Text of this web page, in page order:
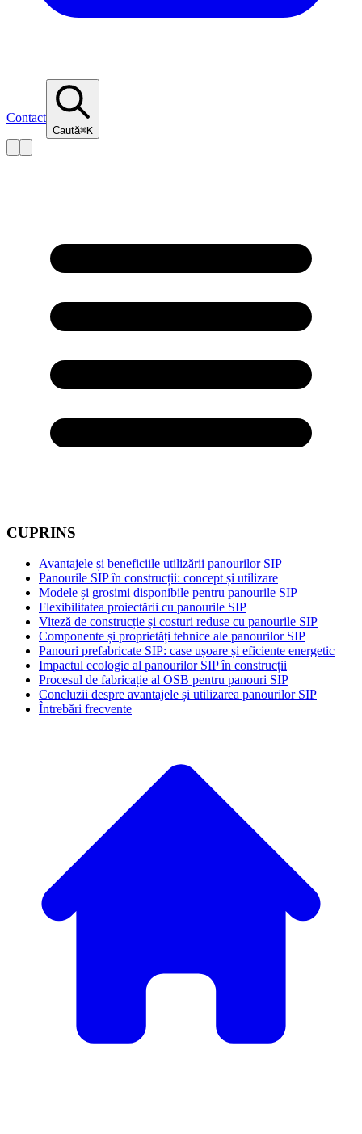
Contact
Caută⌘K
CUPRINS
Avantajele și beneficiile utilizării panourilor SIP
Panourile SIP în construcții: concept și utilizare
Modele și grosimi disponibile pentru panourile SIP
Flexibilitatea proiectării cu panourile SIP
Viteză de construcție și costuri reduse cu panourile SIP
Componente și proprietăți tehnice ale panourilor SIP
Panouri prefabricate SIP: case ușoare și eficiente energetic
Impactul ecologic al panourilor SIP în construcții
Procesul de fabricație al OSB pentru panouri SIP
Concluzii despre avantajele și utilizarea panourilor SIP
Întrebări frecvente